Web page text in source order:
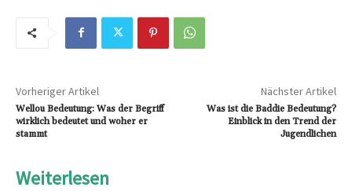
Vorheriger Artikel
Wellou Bedeutung: Was der Begriff
wirklich bedeutet und woher er
stammt
Nächster Artikel
Was ist die Baddie Bedeutung?
Einblick in den Trend der
Jugendlichen
Weiterlesen